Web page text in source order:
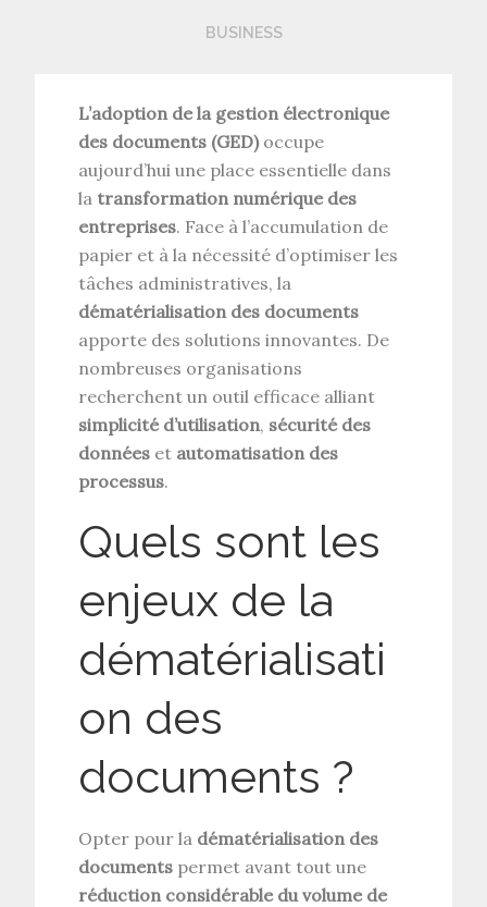
BUSINESS
L’adoption de la gestion électronique
des documents (GED)occupe
aujourd’hui une place essentielle dans
la transformation numérique des
entreprises. Face à l’accumulation de
papier et à la nécessité d’optimiser les
tâches administratives, la
dématérialisation des documents
apporte des solutions innovantes. De
nombreuses organisations
recherchent un outil efficace alliant
simplicité d’utilisation, sécurité des
données et automatisation des
processus.
Quels sont les
enjeux de la
dématérialisati
on des
documents ?
Opter pour la dématérialisation des
documents permet avant tout une
réduction considérable du volume de